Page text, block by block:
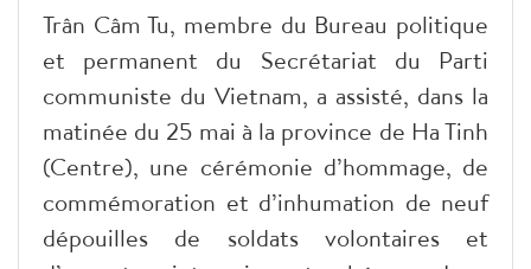
Trân Câm Tu, membre du Bureau politique
et permanent du Secrétariat du Parti
communiste du Vietnam, a assisté, dans la
matinée du 25 mai à la province de Ha Tinh
(Centre), une cérémonie d’hommage, de
commémoration et d’inhumation de neuf
dépouilles de soldats volontaires et